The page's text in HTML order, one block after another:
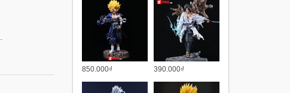
850.000₫ 390.000₫